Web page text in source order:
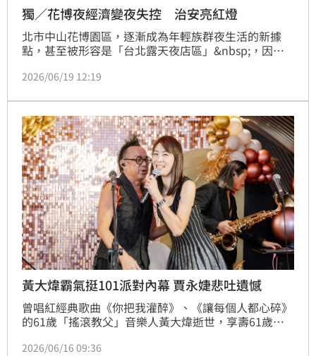
獨／花博夜經濟變夜失控 治安亮紅燈
北市中山花博園區，逐漸成為年輕族群夜生活的新據
點，甚至被形容是「台北露天夜店區」&nbsp;，因為
加，讓當地居民對噪音、環境，及治安問題憂心忡忡，
2026/06/19 12:19
黃大煒霸氣挺101派對內幕 賈永婕悲吐遺憾
曾唱紅經典歌曲《你把我灌醉》、《讓每個人都心碎》
的61歲「搖滾教父」音樂人黃大煒逝世，享壽61歲，
事長賈永婕感性發文悼念，直言「很難接受你就這樣走
2026/06/16 09:36